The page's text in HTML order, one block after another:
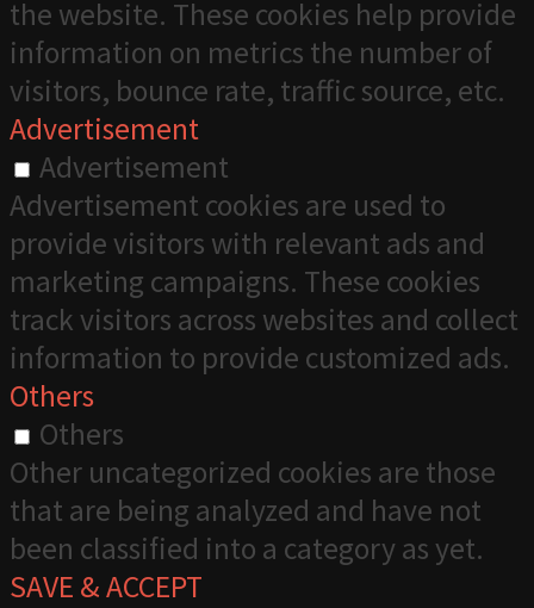
the website. These cookies help provide
information on metrics the number of
visitors, bounce rate, traffic source, etc.
Advertisement
Advertisement
Advertisement cookies are used to
provide visitors with relevant ads and
marketing campaigns. These cookies
track visitors across websites and collect
information to provide customized ads.
Others
Others
Other uncategorized cookies are those
that are being analyzed and have not
been classified into a category as yet.
SAVE & ACCEPT